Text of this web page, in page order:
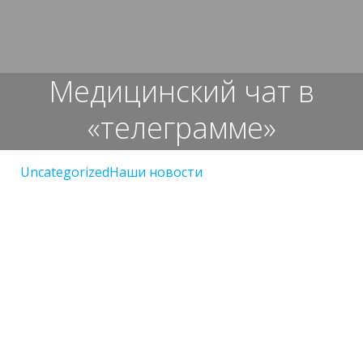
Медицинский чат в
«телеграмме»
UncategorizedНаши новости